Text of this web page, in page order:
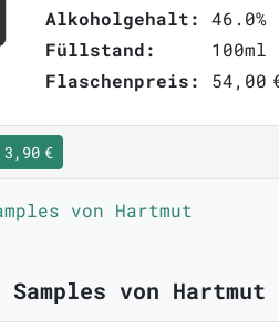
Alkoholgehalt:
Füllstand:
100ml
Flaschenpreis:
54,00
€
von Hartmut
von Hartmut